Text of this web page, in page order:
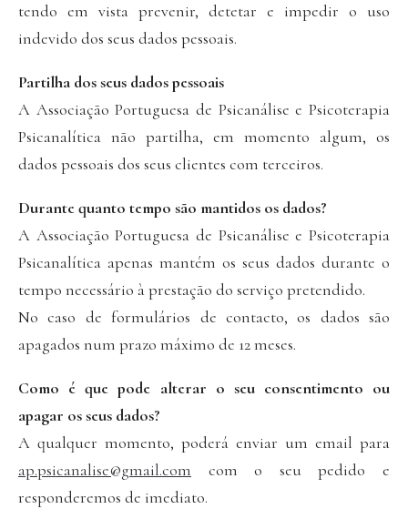
tendo em vista prevenir, detetar e impedir o uso
indevido dos seus dados pessoais.
Partilha dos seus dados pessoais
A Associação Portuguesa de Psicanálise e Psicoterapia
Psicanalítica não partilha, em momento algum, os
dados pessoais dos seus clientes com terceiros.
Durante quanto tempo são mantidos os dados?
A Associação Portuguesa de Psicanálise e Psicoterapia
Psicanalítica apenas mantém os seus dados durante o
tempo necessário à prestação do serviço pretendido.
No caso de formulários de contacto, os dados são
apagados num prazo máximo de 12 meses.
Como é que pode alterar o seu consentimento ou
apagar os seus dados?
A qualquer momento, poderá enviar um email para
ap.psicanalise@gmail.com com o seu pedido e
responderemos de imediato.